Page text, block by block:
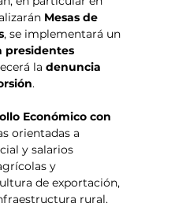
Mesas de
, se implementará un
presidentes
la denuncia
.
Económico con
orientadas a
y salarios
y
de exportación,
rural.